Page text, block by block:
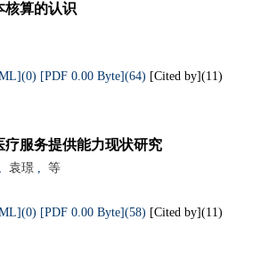
核算的认识
[PDF 0.00 Byte](64) [Cited by](11)
疗服务提供能力现状研究
, 袁璟 ,
等
[PDF 0.00 Byte](58) [Cited by](11)